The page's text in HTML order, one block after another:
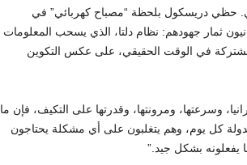
حظي دريسكول بلحظة “مصباح كهربائي” في
ثمار جهودهم: نظام دلتا، الذي يسحب المعلومات
في الوقت الحقيقي، على عكس التكوين
وسرعتها، ومرونتها، وقدرتها على التكيف، فإن ما
كل يوم، وهم يتغلبون على أي مشكلة يحتاجون
يفعلونه بشكل جيد.”